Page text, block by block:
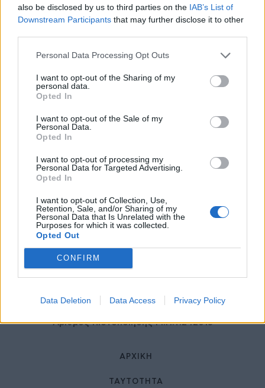
also be disclosed by us to third parties on the IAB’s List of
Downstream Participants that may further disclose it to other
Personal Data Processing Opt Outs
I want to opt-out of the Sharing of my
personal data.
Opted In
I want to opt-out of the Sale of my
Personal Data.
Opted In
I want to opt-out of processing my
Personal Data for Targeted Advertising.
Opted In
I want to opt-out of Collection, Use,
Retention, Sale, and/or Sharing of my
Personal Data that Is Unrelated with the
Purposes for which it was collected.
Opted Out
CONFIRM
Data Deletion Data Access Privacy Policy
Ωρίων – Σπάνια νοσήματα
συνδέονται με μνημεία που
27 Φεβρουαρίου 2026
Γεωργιάδης: Πολλαπλά οφέλη από
τη συνεργασία δημοσίου και
27 Φεβρουαρίου 2026
© HealthStories - All rights reserved.
Αριθμός Πιστοποίησης Μ.Η.Τ.242013
ΑΡΧΙΚΉ
ΤΑΥΤΌΤΗΤΑ